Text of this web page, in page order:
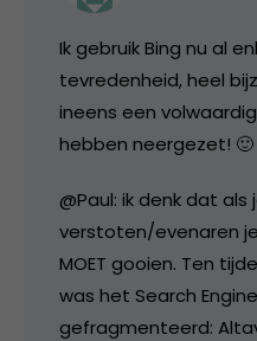
Ik gebruik Bing nu al
tevredenheid, heel
ineens een
hebben neergezet! 🙂
@Paul: ik denk dat als
verstoten/evenaren
MOET gooien. Ten
was het Search
gefragmenteerd: